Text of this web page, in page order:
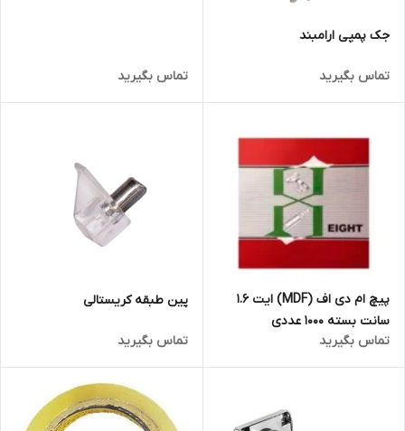
جک پمپی ارامبند
تماس بگیرید تماس بگیرید
پیچ ام دی اف (MDF) ایت 1.6
سانت بسته 1000 عددی
تماس بگیرید
پین طبقه کریستالی
تماس بگیرید